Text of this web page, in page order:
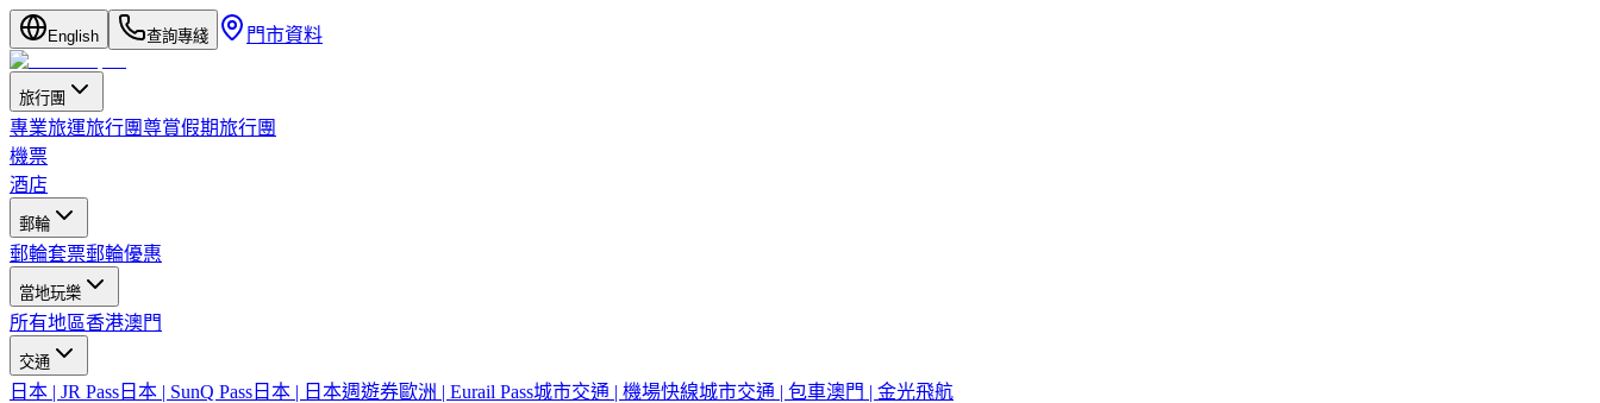
English 查詢專綫 門市資料
旅行團
專業旅運旅行團尊賞假期旅行團
機票
酒店
郵輪
郵輪套票郵輪優惠
當地玩樂
所有地區香港澳門
交通
日本 | JR Pass 日本 | SunQ Pass 日本 | 日本週遊券歐洲 | Eurail Pass城市交通 | 機場快線城市交通 | 包車澳門 | 金光飛航